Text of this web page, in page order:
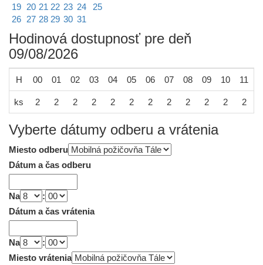
19 20 21 22 23 24
25
26 27 28 29 30 31
Hodinová dostupnosť pre deň
09/08/2026
H 00 01 02 03 04 05 06 07 08 09 10 11
ks 2 2 2 2 2 2 2 2 2 2 2 2
Vyberte dátumy odberu a vrátenia
Miesto odberu
Dátum a čas odberu
Na
:
Dátum a čas vrátenia
Na
:
Miesto vrátenia